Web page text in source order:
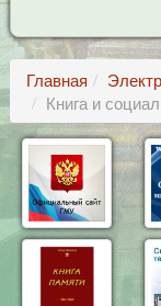
Главная
Книга и